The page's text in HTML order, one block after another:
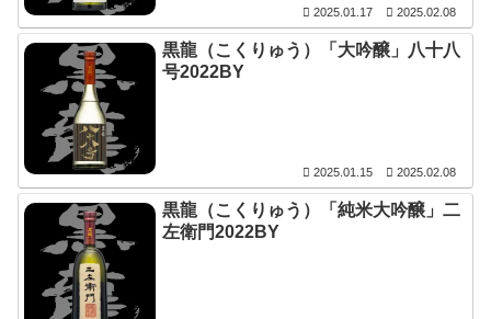
2025.01.17 2025.02.08
黒龍（こくりゅう）「大吟醸」八十八
号2022BY
2025.01.15 2025.02.08
黒龍（こくりゅう）「純米大吟醸」二
左衛門2022BY